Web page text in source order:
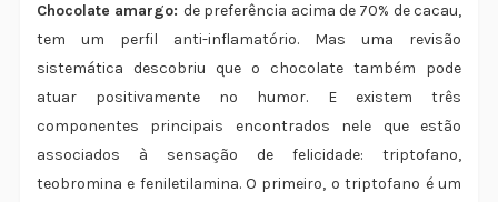
Chocolate amargo: de preferência acima de 70% de cacau,
tem um perfil anti-inflamatório. Mas uma revisão
sistemática descobriu que o chocolate também pode
atuar positivamente no humor. E existem três
componentes principais encontrados nele que estão
associados à sensação de felicidade: triptofano,
teobromina e feniletilamina. O primeiro, o triptofano é um